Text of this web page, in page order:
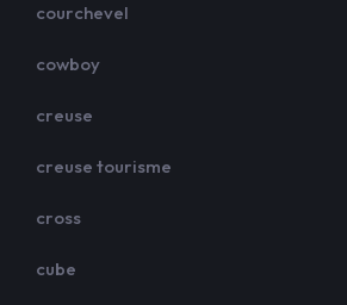
courchevel
cowboy
creuse
creuse tourisme
cross
cube